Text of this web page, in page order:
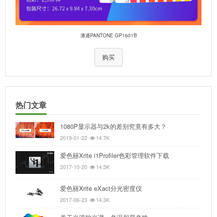
潘通PANTONE GP1601B
购买
热门文章
1080P显示器与2k的差别究竟有多大？
2019-01-22 14.7K
爱色丽Xrite i1Profiler色彩管理软件下载
2017-10-20 14.5K
爱色丽Xrite eXact分光密度仪
2017-06-23 14.3K